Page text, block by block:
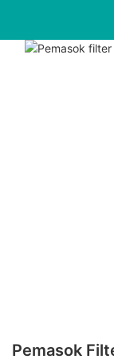
Pemasok